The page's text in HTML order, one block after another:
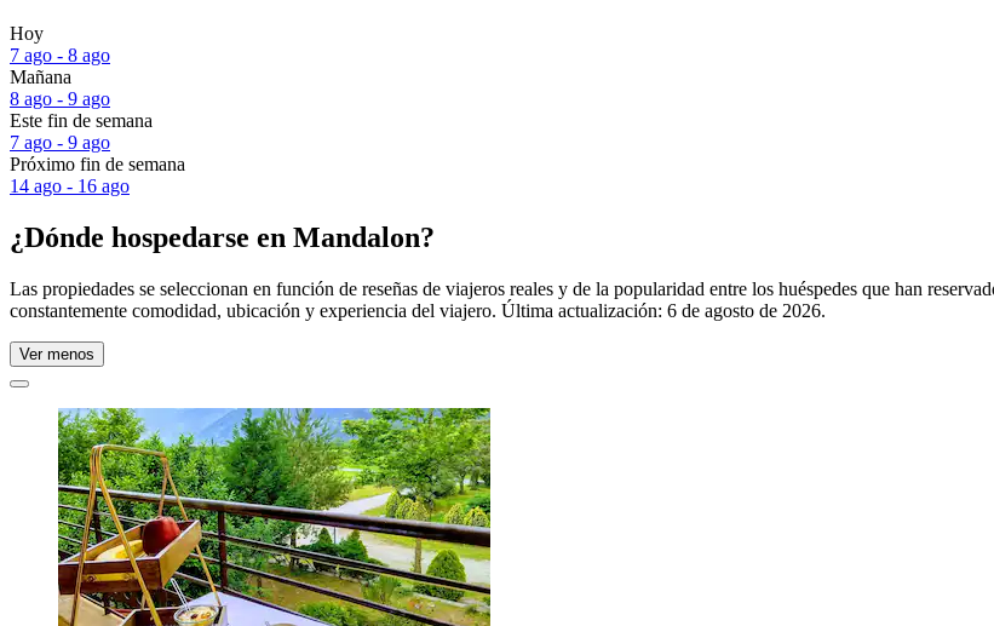
Hoy
7 ago - 8 ago
Mañana
8 ago - 9 ago
Este fin de semana
7 ago - 9 ago
Próximo fin de semana
14 ago - 16 ago
¿Dónde hospedarse en Mandalon?
Las propiedades se seleccionan en función de reseñas de viajeros reales y de la popularidad entre los huéspedes que han
constantemente comodidad, ubicación y experiencia del viajero. Última actualización: 6 de agosto de 2026.
Ver menos